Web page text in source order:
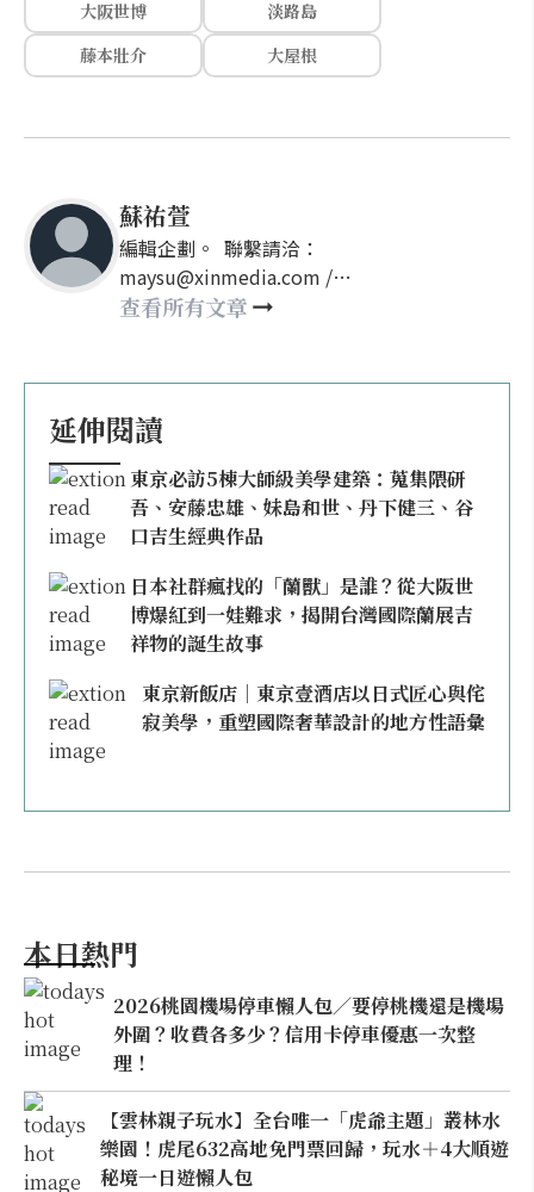
大阪世博
淡路島
藤本壯介
大屋根
蘇祐萱
編輯企劃。 聯繫請洽：
maysu@xinmedia.com /
may860527@gmail.com
查看所有文章
延伸閱讀
東京必訪5棟大師級美學建築：蒐集隈研
吾、安藤忠雄、妹島和世、丹下健三、谷
口吉生經典作品
日本社群瘋找的「蘭獸」是誰？從大阪世
博爆紅到一娃難求，揭開台灣國際蘭展吉
祥物的誕生故事
東京新飯店｜東京壹酒店以日式匠心與侘
寂美學，重塑國際奢華設計的地方性語彙
本日熱門
2026桃園機場停車懶人包／要停桃機還是機場
外圍？收費各多少？信用卡停車優惠一次整
理！
【雲林親子玩水】全台唯一「虎爺主題」叢林水
樂園！虎尾632高地免門票回歸，玩水＋4大順遊
秘境一日遊懶人包